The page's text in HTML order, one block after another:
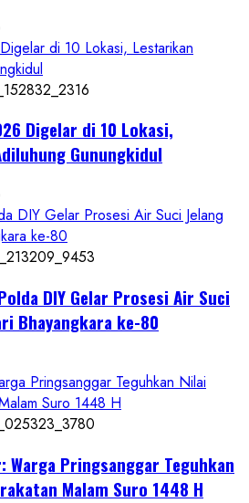
di 10 Lokasi, Lestarikan
Digelar di 10 Lokasi,
Gunungkidul
DIY Gelar Prosesi Air Suci Jelang
ke-80
DIY Gelar Prosesi Air Suci
Bhayangkara ke-80
Pringsanggar Teguhkan Nilai
Suro 1448 H
Warga Pringsanggar Teguhkan
Malam Suro 1448 H